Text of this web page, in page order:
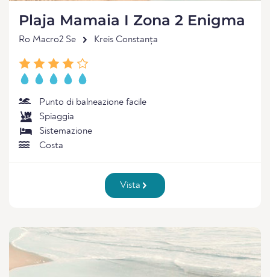
Plaja Mamaia I Zona 2 Enigma
Ro Macro2 Se Kreis Constanța
Punto di balneazione facile
Spiaggia
Sistemazione
Costa
Vista